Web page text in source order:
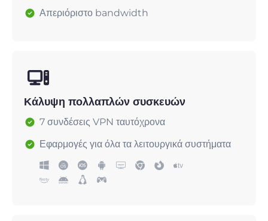
Απεριόριστο bandwidth
Κάλυψη πολλαπλών συσκευών
7 συνδέσεις VPN ταυτόχρονα
Εφαρμογές για όλα τα λειτουργικά συστήματα